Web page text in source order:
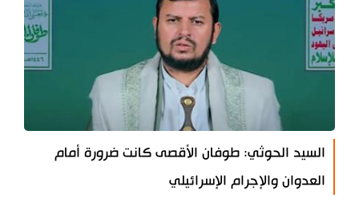
السيد الحوثي: طوفان الأقصى كانت ضرورة أمام
العدوان والإجرام الإسرائيلي